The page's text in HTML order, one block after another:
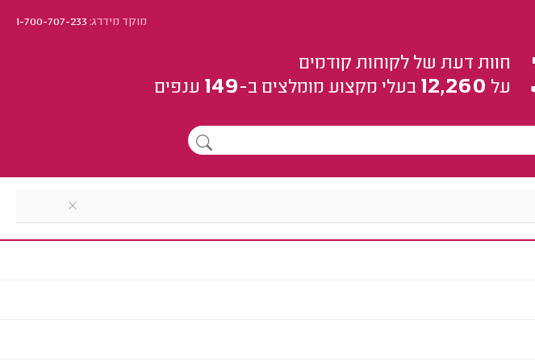
מוקד מידרג:1-700-707-233
חוות דעת של לקוחות קודמים
על 12,260 בעלי מקצוע מומלצים ב-149 ענפים